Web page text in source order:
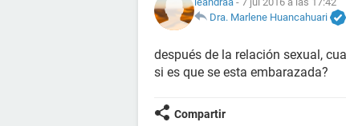
Dra. Marlene Huancahuari
después de la relación sexual,
si es que se esta embarazada?
Compartir